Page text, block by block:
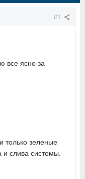
#1
все ясно за
только зеленые
слива системы.